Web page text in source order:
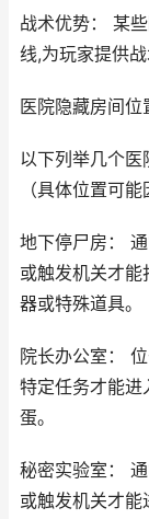
战术优势： 某
线,为玩家提供战
医院隐藏房间
以下列举几个
（具体位置可
地下停尸房：
或触发机关才
器或特殊道具。
院长办公室：
特定任务才能进
蛋。
秘密实验室：
或触发机关才